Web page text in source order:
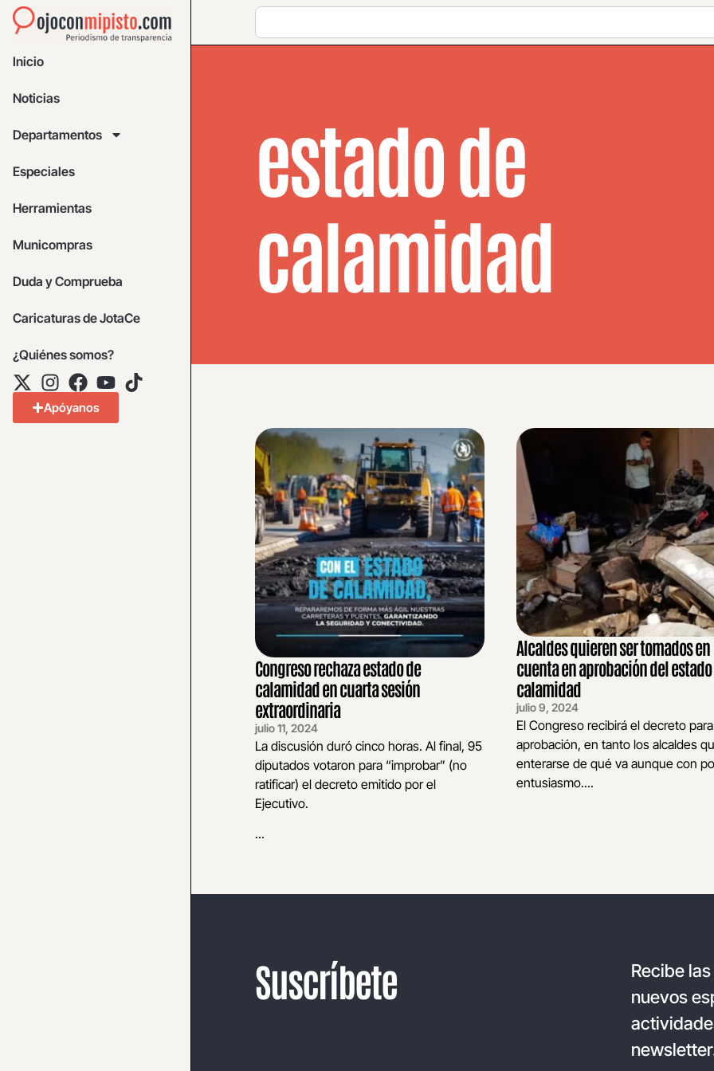
Inicio
Noticias
Departamentos
Especiales
Herramientas
Municompras
Duda y Comprueba
Caricaturas de JotaCe
¿Quiénes somos?
Apóyanos
estado de
calamidad
Congreso rechaza estado de
calamidad en cuarta sesión
extraordinaria
julio 11, 2024
La discusión duró cinco horas. Al final, 95
diputados votaron para “improbar” (no
ratificar) el decreto emitido por el
Ejecutivo.
...
Alcaldes quieren ser tomados en
cuenta en aprobación del
calamidad
julio 9, 2024
El Congreso recibirá el decreto
aprobación, en tanto los alcaldes
enterarse de qué va aunque con
entusiasmo....
Suscríbete
Recibe
nuevos